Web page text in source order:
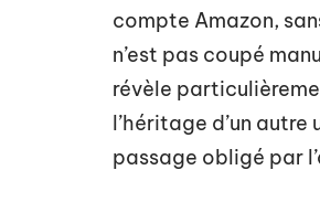
compte Amazon,
n’est pas coupé
révèle
l’héritage d’un
passage obligé par